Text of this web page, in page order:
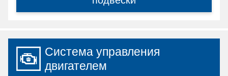
Система управления
двигателем